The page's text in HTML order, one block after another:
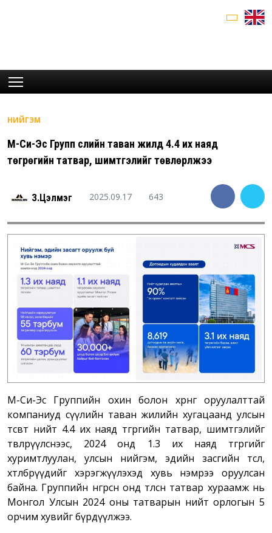
НИЙГЭМ
М-Си-Эс Групп сүүлийн таван жилд 4.4 их наяд
төгрөгийн татвар, шимтгэлийг төвлөрүүлжээ
З.Цэлмэг 2025.09.17 643
М-Си-Эс Группийн охин болон хөрөнгө оруулалттай
компаниуд сүүлийн таван жилийн хугацаанд улсын
төсөвт нийт 4.4 их наяд төгрөгийн татвар, шимтгэлийг
төвлөрүүлснээс, 2024 онд 1.3 их наяд төгрөгийг
хуримтлуулан, улсын нийгэм, эдийн засгийн төсөл,
хөтөлбөрүүдийг хэрэгжүүлэхэд хувь нэмрээ оруулсан
байна. Группийн өнгөрсөн онд төлсөн татвар хураамж нь
Монгол Улсын 2024 оны татварын нийт орлогын 5
орчим хувийг бүрдүүлжээ.